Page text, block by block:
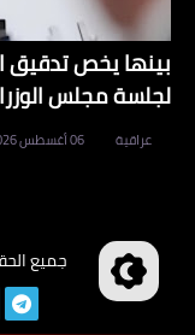
بينها يخص تدقيق
لجلسة مجلس
عراقية 06 أغسطس 2026
جميع